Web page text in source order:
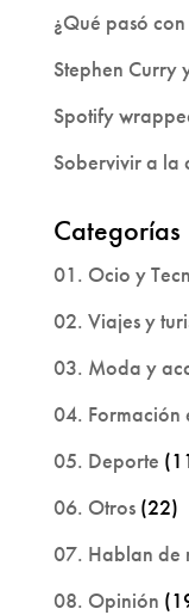
¿Qué pasó
Stephen Curry
Spotify
Sobervivir a la
Categorías
01. Ocio y
02. Viajes y
03. Moda y
04. Formación
05. Deporte
06. Otros(22)
07. Hablan de
08. Opinión